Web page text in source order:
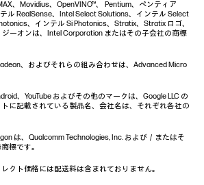
、Movidius、OpenVINO™、 Pentium、ペンティア
ル RealSense、Intel Select Solutions、インテル Select
、インテル Si Photonics、Stratix、Stratix ロゴ、
ーオンは、Intel Corporation またはその子会社の商標
、およびそれらの組み合わせは、Advanced Micro
、YouTube およびその他のマークは、Google LLC の
に記載されている製品名、会社名は、それぞれ各社の
は、Qualcomm Technologies, Inc. および／またはそ
標です。
クト価格には配送料は含まれておりません。